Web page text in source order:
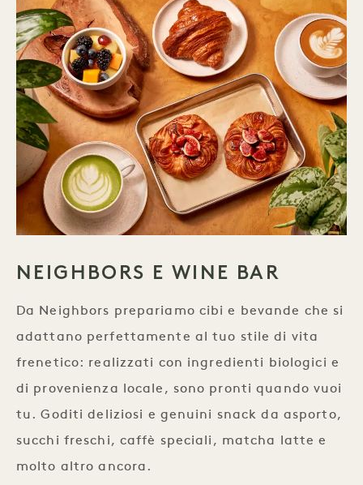
NEIGHBORS E WINE BAR
Da Neighbors prepariamo cibi e bevande che si
adattano perfettamente al tuo stile di vita
frenetico: realizzati con ingredienti biologici e
di provenienza locale, sono pronti quando vuoi
tu. Goditi deliziosi e genuini snack da asporto,
succhi freschi, caffè speciali, matcha latte e
molto altro ancora.